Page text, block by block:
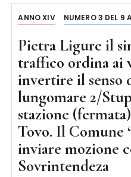
ANNO XIV NUMERO 3 DEL 9
Pietra Ligure il
traffico ordina ai
invertire il senso
lungomare 2/
stazione
Tovo. Il Comune
inviare mozione
Sovrintendeza